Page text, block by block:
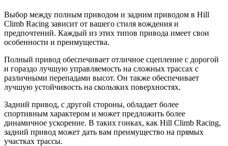
Выбор между полным приводом и задним приводом в Hill
Climb Racing зависит от вашего стиля вождения и
предпочтений. Каждый из этих типов привода имеет свои
особенности и преимущества.
Полный привод обеспечивает отличное сцепление с дорогой
и гораздо лучшую управляемость на сложных трассах с
различными перепадами высот. Он также обеспечивает
лучшую устойчивость на скользких поверхностях.
Задний привод, с другой стороны, обладает более
спортивным характером и может предложить более
динамичное ускорение. В таких гонках, как Hill Climb Racing,
задний привод может дать вам преимущество на прямых
участках трассы.